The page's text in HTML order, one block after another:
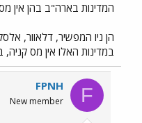
המדינות בארה"ב בהן אין
הן ניו המפשיר, דלאוור,
במדינות האלו אין מס
F
FPNH
New member